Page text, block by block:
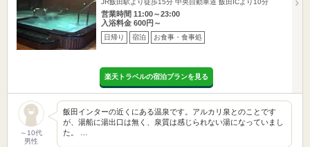
JR飯田駅より徒歩15分 中央自動車道 飯田ICより10分
営業時間 11:00～23:00
入浴料金 600円～
日帰り 宿泊 お食事・食事処
楽天トラベルの宿泊プランを見る
～10代
男性
飯田インターの近くにある温泉です。アルカリ泉とのことです
が、湯船に湯出口は無く、泉質は感じられない湯になっていまし
た。 …